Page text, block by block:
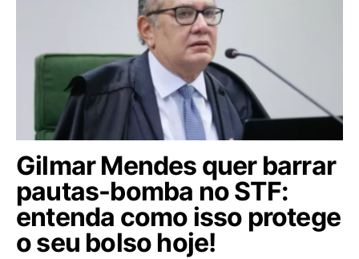
Gilmar Mendes quer barrar
pautas-bomba no STF:
entenda como isso protege
o seu bolso hoje!